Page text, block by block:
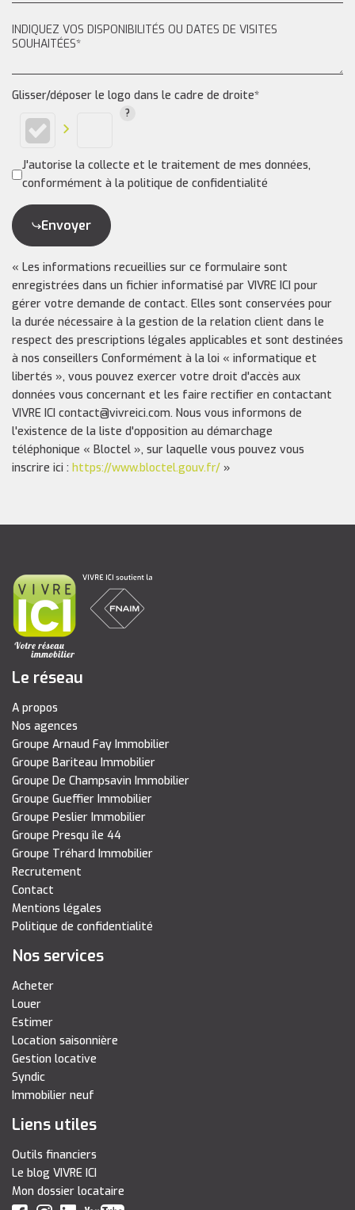
Glisser/déposer le logo dans le cadre de droite*
J'autorise la collecte et le traitement de mes données,
conformément à la politique de confidentialité
Envoyer
« Les informations recueillies sur ce formulaire sont
enregistrées dans un fichier informatisé par VIVRE ICI pour
gérer votre demande de contact. Elles sont conservées pour
la durée nécessaire à la gestion de la relation client dans le
respect des prescriptions légales applicables et sont destinées
à nos conseillers Conformément à la loi « informatique et
libertés », vous pouvez exercer votre droit d'accès aux
données vous concernant et les faire rectifier en contactant
VIVRE ICI contact@vivreici.com. Nous vous informons de
l'existence de la liste d'opposition au démarchage
téléphonique « Bloctel », sur laquelle vous pouvez vous
inscrire ici : https://www.bloctel.gouv.fr/ »
Le réseau
A propos
Nos agences
Groupe Arnaud Fay Immobilier
Groupe Bariteau Immobilier
Groupe De Champsavin Immobilier
Groupe Gueffier Immobilier
Groupe Peslier Immobilier
Groupe Presqu île 44
Groupe Tréhard Immobilier
Recrutement
Contact
Mentions légales
Politique de confidentialité
Nos services
Acheter
Louer
Estimer
Location saisonnière
Gestion locative
Syndic
Immobilier neuf
Liens utiles
Outils financiers
Le blog VIVRE ICI
Mon dossier locataire